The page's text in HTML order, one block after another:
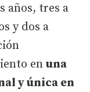
años, tres a
y dos a
en una
y única en